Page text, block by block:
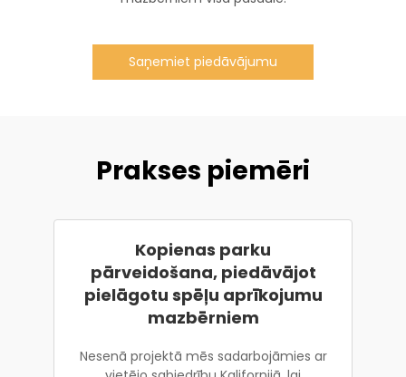
Saņemiet piedāvājumu
Prakses piemēri
Kopienas parku
pārveidošana, piedāvājot
pielāgotu spēļu aprīkojumu
mazbērniem
Nesenā projektā mēs sadarbojāmies ar